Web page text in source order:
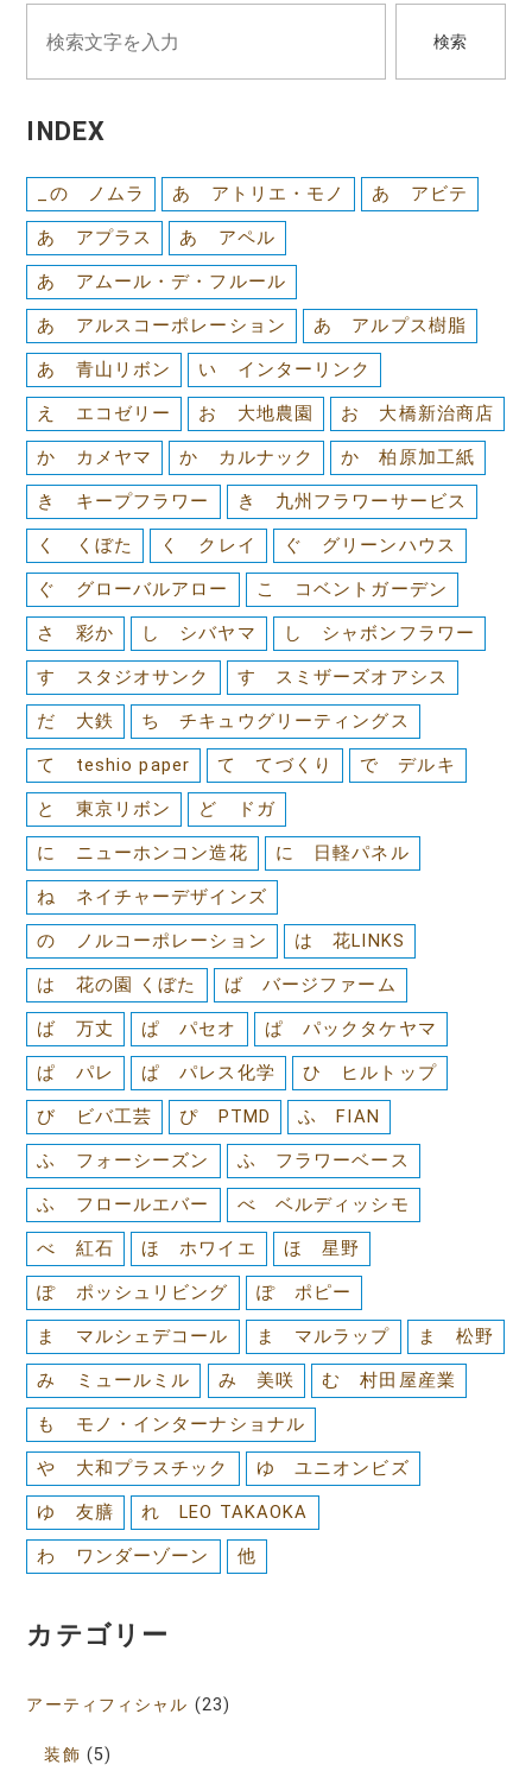
検索
INDEX
_の ノムラ あ アトリエ・モノ あ アビテ
あ アプラス あ アペル
あ アムール・デ・フルール
あ アルスコーポレーション あ アルプス樹脂
あ 青山リボン い インターリンク
え エコゼリー お 大地農園 お 大橋新治商店
か カメヤマ か カルナック か 柏原加工紙
き キープフラワー き 九州フラワーサービス
く くぼた く クレイ ぐ グリーンハウス
ぐ グローバルアロー こ コベントガーデン
さ 彩か し シバヤマ し シャボンフラワー
す スタジオサンク す スミザーズオアシス
だ 大鉄 ち チキュウグリーティングス
て teshio paper て てづくり で デルキ
と 東京リボン ど ドガ
に ニューホンコン造花 に 日軽パネル
ね ネイチャーデザインズ
の ノルコーポレーション は 花LINKS
は 花の園 くぼた ば バージファーム
ば 万丈 ぱ パセオ ぱ パックタケヤマ
ぱ パレ ぱ パレス化学 ひ ヒルトップ
び ビバ工芸 ぴ PTMD ふ FIAN
ふ フォーシーズン ふ フラワーベース
ふ フロールエバー べ ベルディッシモ
べ 紅石 ほ ホワイエ ほ 星野
ぽ ポッシュリビング ぽ ポピー
ま マルシェデコール ま マルラップ ま 松野
み ミュールミル み 美咲 む 村田屋産業
も モノ・インターナショナル
や 大和プラスチック ゆ ユニオンビズ
ゆ 友膳 れ LEO TAKAOKA
わ ワンダーゾーン 他
カテゴリー
アーティフィシャル (23)
装飾 (5)